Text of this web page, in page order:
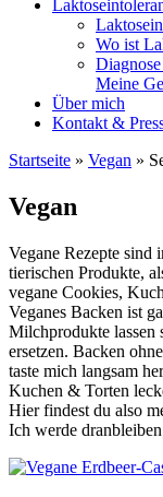
Wo ist
Meine
Über mich
Kontakt &
Startseite » Vegan »
Vegan
Vegane Rezepte sind
tierischen Produkte,
vegane Cookies,
Veganes Backen ist
Milchprodukte lassen
ersetzen. Backen
taste mich langsam
Kuchen & Torten
Hier findest du also
Ich werde